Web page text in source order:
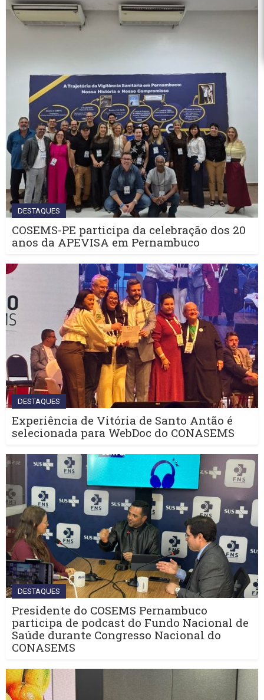
DESTAQUES
COSEMS-PE participa da celebração dos 20
anos da APEVISA em Pernambuco
DESTAQUES
Experiência de Vitória de Santo Antão é
selecionada para WebDoc do CONASEMS
DESTAQUES
Presidente do COSEMS Pernambuco
participa de podcast do Fundo Nacional de
Saúde durante Congresso Nacional do
CONASEMS